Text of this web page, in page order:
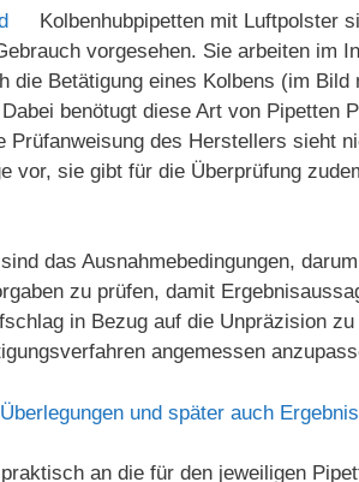
Kolbenhubpipetten mit Luftpolster
vorgesehen. Sie arbeiten im
die Betätigung eines Kolbens (im
benötugt diese Art von Pipetten
Prüfanweisung des Herstellers sieht
vor, sie gibt für die Überprüfung
das Ausnahmebedingungen,
zu prüfen, damit
in Bezug auf die Unpräzision
angemessen
und später auch
an die für den jeweiligen